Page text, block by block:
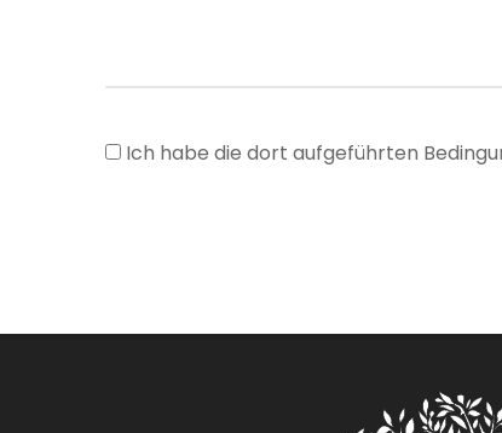
Ich habe die dort aufgeführten